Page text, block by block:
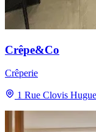
Crêpe&Co
Crêperie
1 Rue Clovis